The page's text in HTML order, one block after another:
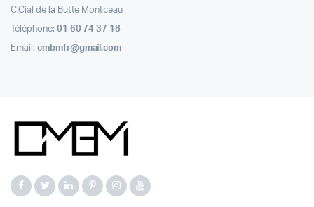
C.Cial de la Butte Montceau
Téléphone: 01 60 74 37 18
Email: cmbmfr@gmail.com